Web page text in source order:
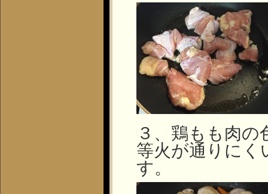
３、鶏もも肉
等火が通りにく
す。